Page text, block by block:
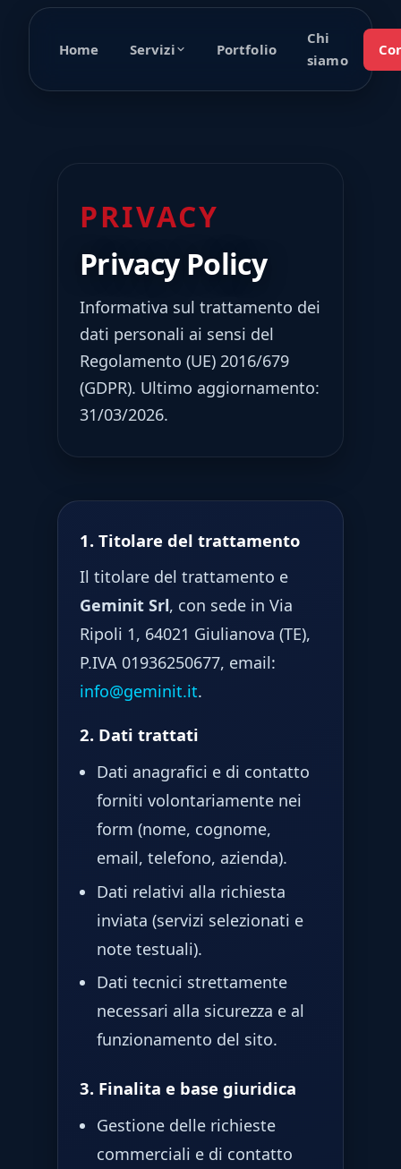
Home Servizi Portfolio
Chi
siamo
PRIVACY
Privacy Policy
Informativa sul trattamento dei
dati personali ai sensi del
Regolamento (UE) 2016/679
(GDPR). Ultimo aggiornamento:
31/03/2026.
1. Titolare del trattamento
Il titolare del trattamento e
Geminit Srl, con sede in Via
Ripoli 1, 64021 Giulianova (TE),
P.IVA 01936250677, email:
info@geminit.it.
2. Dati trattati
Dati anagrafici e di contatto
forniti volontariamente nei
form (nome, cognome,
email, telefono, azienda).
Dati relativi alla richiesta
inviata (servizi selezionati e
note testuali).
Dati tecnici strettamente
necessari alla sicurezza e al
funzionamento del sito.
3. Finalita e base giuridica
Gestione delle richieste
commerciali e di contatto